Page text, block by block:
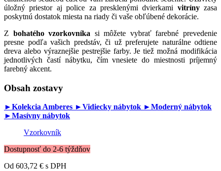
úložný priestor aj police za presklenými dvierkami vitrínyzasa
poskytnú dostatok miesta na riady či vaše obľúbené dekorácie.
Z bohatého vzorkovníka si môžete vybrať farebné prevedenie
presne podľa vašich predstáv, či už preferujete naturálne odtiene
dreva alebo výraznejšie pestrejšie farby. Je tiež možná modifikácia
jednotlivých častí nábytku, čím vnesiete do miestnosti príjemný
farebný akcent.
Obsah zostavy
►Kolekcia Amberes ►Vidiecky nábytok ►Moderný nábytok
►Masívny nábytok
Vzorkovník
Dostupnosť do 2-6 týždňov
Od 603,72 € s DPH